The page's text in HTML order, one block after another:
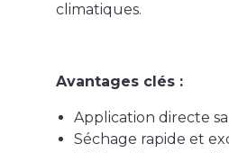
climatiques.
Avantages clés :
Application directe
Séchage rapide et